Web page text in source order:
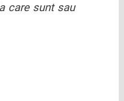
care sunt sau